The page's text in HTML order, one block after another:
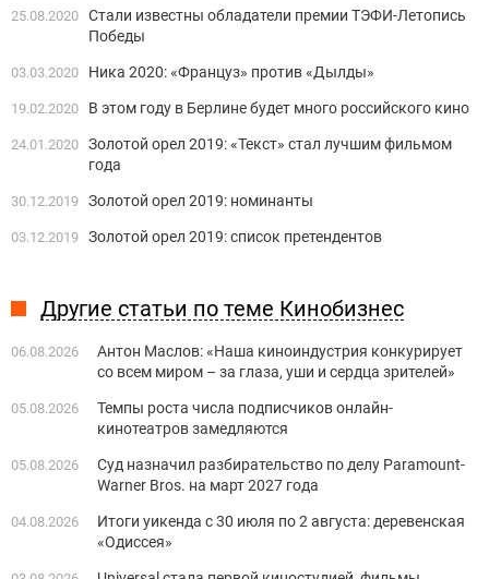
25.08.2020 Стали известны обладатели премии ТЭФИ-Летопись
Победы
03.03.2020 Ника 2020: «Француз» против «Дылды»
19.02.2020 В этом году в Берлине будет много российского кино
24.01.2020 Золотой орел 2019: «Текст» стал лучшим фильмом
года
30.12.2019 Золотой орел 2019: номинанты
03.12.2019 Золотой орел 2019: список претендентов
Другие статьи по теме Кинобизнес
06.08.2026
Антон Маслов: «Наша киноиндустрия конкурирует
со всем миром – за глаза, уши и сердца зрителей»
05.08.2026
Темпы роста числа подписчиков онлайн-
кинотеатров замедляются
05.08.2026
Суд назначил разбирательство по делу Paramount-
Warner Bros. на март 2027 года
04.08.2026
Итоги уикенда с 30 июля по 2 августа: деревенская
«Одиссея»